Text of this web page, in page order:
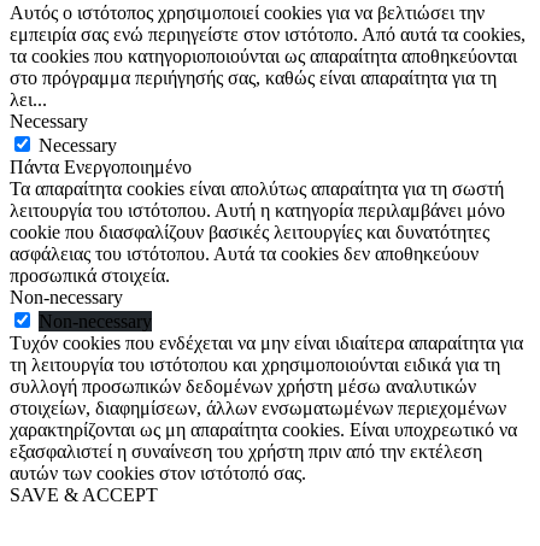
Αυτός ο ιστότοπος χρησιμοποιεί cookies για να βελτιώσει την
εμπειρία σας ενώ περιηγείστε στον ιστότοπο. Από αυτά τα cookies,
τα cookies που κατηγοριοποιούνται ως απαραίτητα αποθηκεύονται
στο πρόγραμμα περιήγησής σας, καθώς είναι απαραίτητα για τη
λει...
Necessary
Necessary
Πάντα Ενεργοποιημένο
Τα απαραίτητα cookies είναι απολύτως απαραίτητα για τη σωστή
λειτουργία του ιστότοπου. Αυτή η κατηγορία περιλαμβάνει μόνο
cookie που διασφαλίζουν βασικές λειτουργίες και δυνατότητες
ασφάλειας του ιστότοπου. Αυτά τα cookies δεν αποθηκεύουν
προσωπικά στοιχεία.
Non-necessary
Non-necessary
Τυχόν cookies που ενδέχεται να μην είναι ιδιαίτερα απαραίτητα για
τη λειτουργία του ιστότοπου και χρησιμοποιούνται ειδικά για τη
συλλογή προσωπικών δεδομένων χρήστη μέσω αναλυτικών
στοιχείων, διαφημίσεων, άλλων ενσωματωμένων περιεχομένων
χαρακτηρίζονται ως μη απαραίτητα cookies. Είναι υποχρεωτικό να
εξασφαλιστεί η συναίνεση του χρήστη πριν από την εκτέλεση
αυτών των cookies στον ιστότοπό σας.
SAVE & ACCEPT